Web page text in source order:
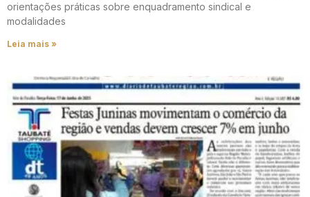
orientações práticas sobre enquadramento sindical e
modalidades
Leia mais »